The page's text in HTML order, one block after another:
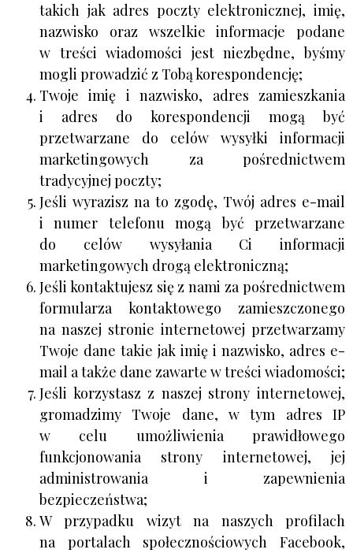
takich jak adres poczty elektronicznej, imię,
nazwisko oraz wszelkie informacje podane
w treści wiadomości jest niezbędne, byśmy
mogli prowadzić z Tobą korespondencję;
Twoje imię i nazwisko, adres zamieszkania
i adres do korespondencji mogą być
przetwarzane do celów wysyłki informacji
marketingowych za pośrednictwem
tradycyjnej poczty;
Jeśli wyrazisz na to zgodę, Twój adres e-mail
i numer telefonu mogą być przetwarzane
do celów wysyłania Ci informacji
marketingowych drogą elektroniczną;
Jeśli kontaktujesz się z nami za pośrednictwem
formularza kontaktowego zamieszczonego
na naszej stronie internetowej przetwarzamy
Twoje dane takie jak imię i nazwisko, adres e-
mail a także dane zawarte w treści wiadomości;
Jeśli korzystasz z naszej strony internetowej,
gromadzimy Twoje dane, w tym adres IP
w celu umożliwienia prawidłowego
funkcjonowania strony internetowej, jej
administrowania i zapewnienia
bezpieczeństwa;
W przypadku wizyt na naszych profilach
na portalach społecznościowych Facebook,